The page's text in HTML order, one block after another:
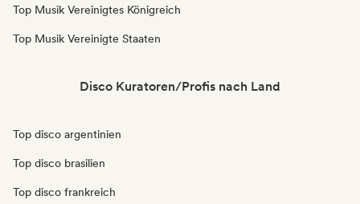
Top Musik Vereinigtes Königreich
Top Musik Vereinigte Staaten
Disco Kuratoren/Profis nach Land
Top disco argentinien
Top disco brasilien
Top disco frankreich